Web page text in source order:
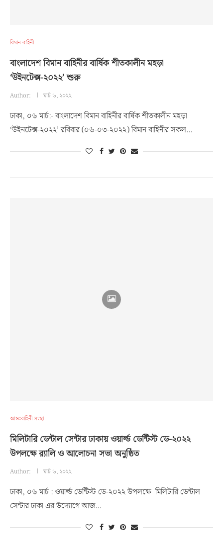
বিমান বাহিনী
বাংলাদেশ বিমান বাহিনীর বার্ষিক শীতকালীন মহড়া
‘উইনটেক্স-২০২২’ শুরু
Author: মার্চ ৬, ২০২২
ঢাকা, ০৬ মার্চ:- বাংলাদেশ বিমান বাহিনীর বার্ষিক শীতকালীন মহড়া
‘উইনটেক্স-২০২২’ রবিবার (০৬-০৩-২০২২) বিমান বাহিনীর সকল…
আন্তঃবাহিনী সংস্থা
মিলিটারি ডেন্টাল সেন্টার ঢাকায় ওয়ার্ল্ড ডেন্টিস্ট ডে-২০২২
উপলক্ষে র‍্যালি ও আলোচনা সভা অনুষ্ঠিত
Author: মার্চ ৬, ২০২২
ঢাকা, ০৬ মার্চ : ওয়ার্ল্ড ডেন্টিস্ট ডে-২০২২ উপলক্ষে মিলিটারি ডেন্টাল
সেন্টার ঢাকা এর উদ্যোগে আজ…